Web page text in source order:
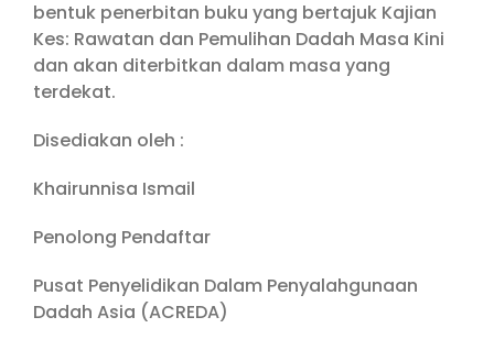
bentuk penerbitan buku yang bertajuk Kajian
Kes: Rawatan dan Pemulihan Dadah Masa Kini
dan akan diterbitkan dalam masa yang
terdekat.
Disediakan oleh :
Khairunnisa Ismail
Penolong Pendaftar
Pusat Penyelidikan Dalam Penyalahgunaan
Dadah Asia (ACREDA)